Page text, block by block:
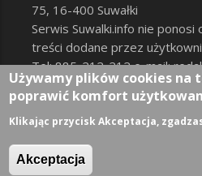
75, 16-400 Suwałki
Serwis Suwalki.info nie ponosi
treści dodane przez
Tel: 885-212-212 e-mail:
reklama@suwalki.info
RODO |Cookies
User account menu
Zaloguj
Używamy plików cookies na
poprawić komfort
Klikając przycisk Akceptacja,
Akceptacja